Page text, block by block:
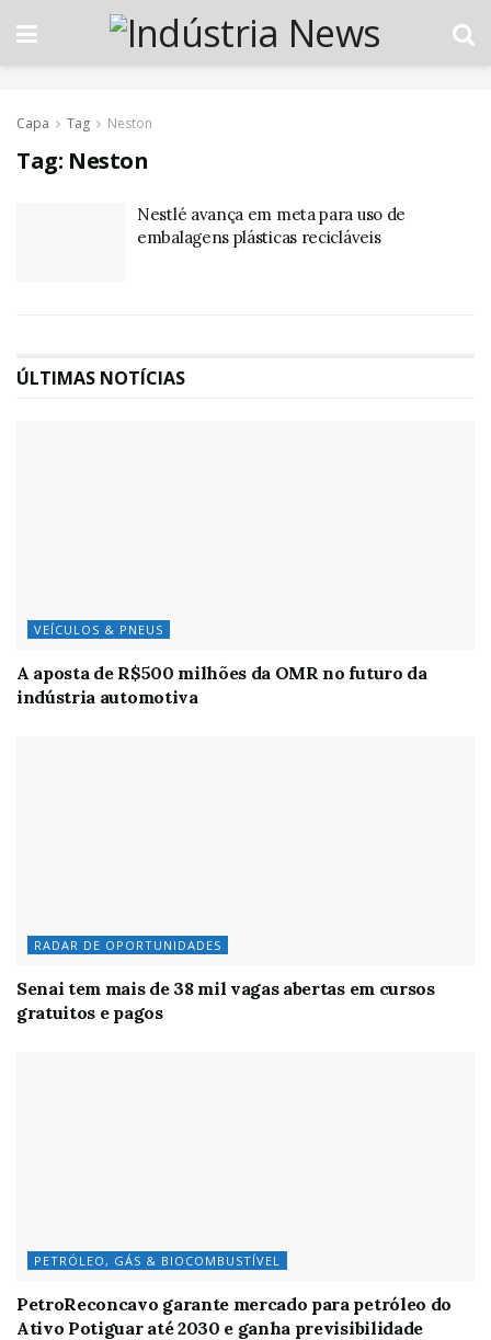
Capa Tag Neston
Tag: Neston
Nestlé avança em meta para uso de
embalagens plásticas recicláveis
ÚLTIMAS NOTÍCIAS
VEÍCULOS & PNEUS
A aposta de R$500 milhões da OMR no futuro da
indústria automotiva
RADAR DE OPORTUNIDADES
Senai tem mais de 38 mil vagas abertas em cursos
gratuitos e pagos
PETRÓLEO, GÁS & BIOCOMBUSTÍVEL
PetroReconcavo garante mercado para petróleo do
Ativo Potiguar até 2030 e ganha previsibilidade